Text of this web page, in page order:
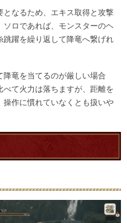
なるため、エキス取得と攻撃
ロであれば、モンスターのヘ
躍を繰り返して降竜へ繋げれ
降竜を当てるのが厳しい場合
て火力は落ちますが、距離を
作に慣れていなくとも扱いや